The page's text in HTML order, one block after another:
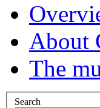
About
The
Search